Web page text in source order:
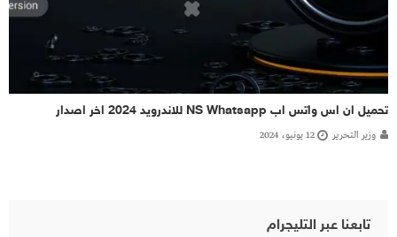
تحميل ان اس واتس اب NS Whatsapp للاندرويد 2024 اخر اصدار
وزير التحرير 12 يونيو، 2024
تابعنا عبر التليجرام